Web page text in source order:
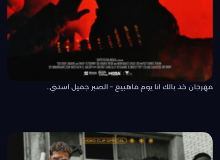
مهرجان خد بالك انا يوم ماهبيع – الصبر جميل استني..